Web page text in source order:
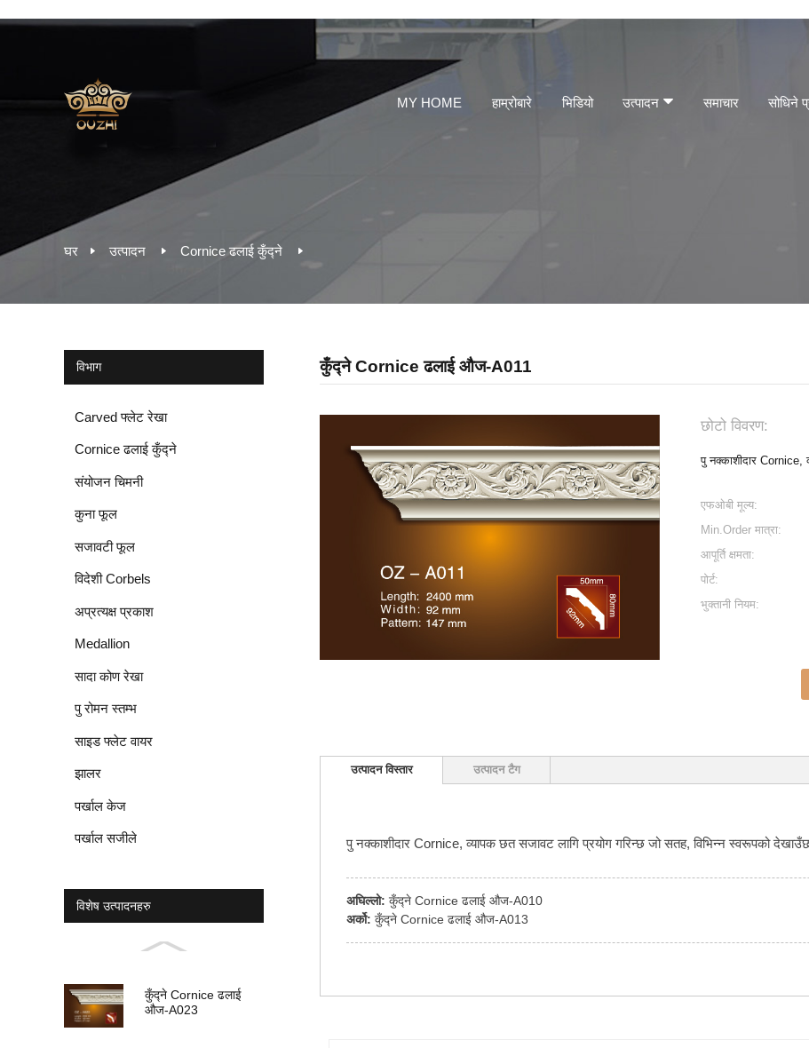
MY HOME हाम्रोबारे भिडियो उत्पादन समाचार सोधिने
घर उत्पादन Cornice ढलाई कुँद्ने
विभाग
Carved फ्लेट रेखा
Cornice ढलाई कुँद्ने
संयोजन चिमनी
कुना फूल
सजावटी फूल
विदेशी Corbels
अप्रत्यक्ष प्रकाश
Medallion
सादा कोण रेखा
पु रोमन स्तम्भ
साइड फ्लेट वायर
झालर
पर्खाल केज
पर्खाल सजीले
विशेष उत्पादनहरु
कुँद्ने Cornice ढलाई
औज-A023
कुँद्ने Cornice ढलाई औज-A011
छोटो विवरण:
पु नक्काशीदार Cornice,
एफओबी मूल्य:
Min.Order मात्रा:
आपूर्ति क्षमता:
पोर्ट:
भुक्तानी नियम:
उत्पादन विस्तार उत्पादन टैग
पु नक्काशीदार Cornice, व्यापक छत सजावट लागि प्रयोग गरिन्छ जो सतह, विभिन्न स्वरूपको
अघिल्लो: कुँद्ने Cornice ढलाई औज-A010
अर्को: कुँद्ने Cornice ढलाई औज-A013